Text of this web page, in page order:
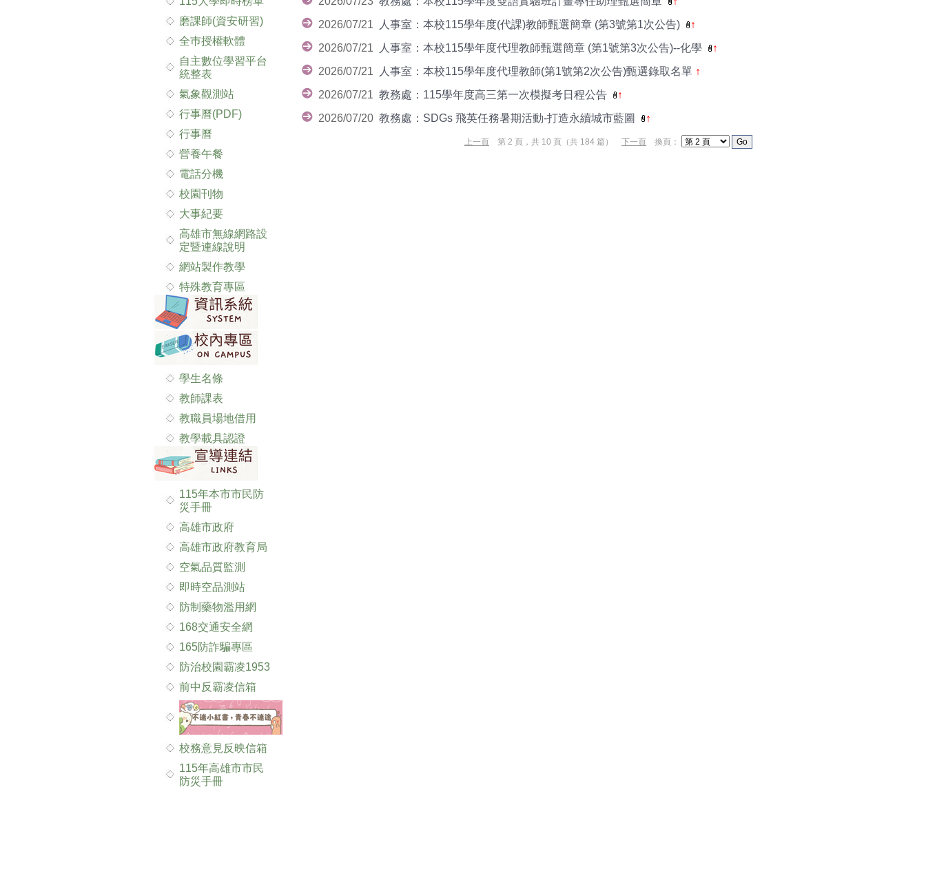
磨課師(資安研習)
全巿授權軟體
自主數位學習平台
統整表
氣象觀測站
行事曆(PDF)
行事曆
營養午餐
電話分機
校園刊物
大事紀要
高雄市無線網路設
定暨連線說明
網站製作教學
特殊教育專區
學生名條
教師課表
教職員場地借用
教學載具認證
115年本市市民防
災手冊
高雄市政府
高雄市政府教育局
空氣品質監測
即時空品測站
防制藥物濫用網
168交通安全網
165防詐騙專區
防治校園霸凌1953
前中反霸凌信箱
校務意見反映信箱
115年高雄市市民
防災手冊
2026/07/21
人事室：本校115學年度(代課)教師甄選簡章 (第3號第1次公告)
↑
2026/07/21
人事室：本校115學年度代理教師甄選簡章 (第1號第3次公告)--化學
↑
2026/07/21
人事室：本校115學年度代理教師(第1號第2次公告)甄選錄取名單 ↑
2026/07/21 教務處：115學年度高三第一次模擬考日程公告
↑
2026/07/20 教務處：SDGs 飛英任務暑期活動-打造永續城市藍圖 ↑
上一頁 第 2 頁，共 10 頁（共 184 篇） 下一頁 換頁：